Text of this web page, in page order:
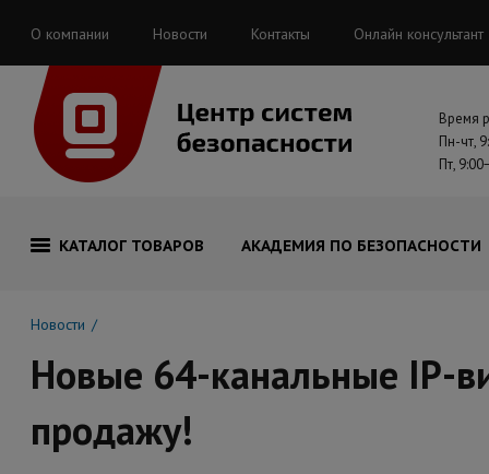
О компании Новости Контакты Онлайн консультант
Время
Пн-чт,
Пт,
КАТАЛОГ ТОВАРОВ АКАДЕМИЯ ПО БЕЗОПАСНОСТИ
Новости
Новые 64-канальные IP-
продажу!